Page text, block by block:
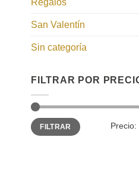
Regalos
San Valentín
Sin categoría
FILTRAR POR
Precio
mínimo
Precio
máximo
FILTRAR Precio: